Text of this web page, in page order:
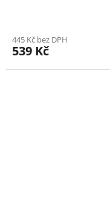
445 Kč bez DPH
539 Kč